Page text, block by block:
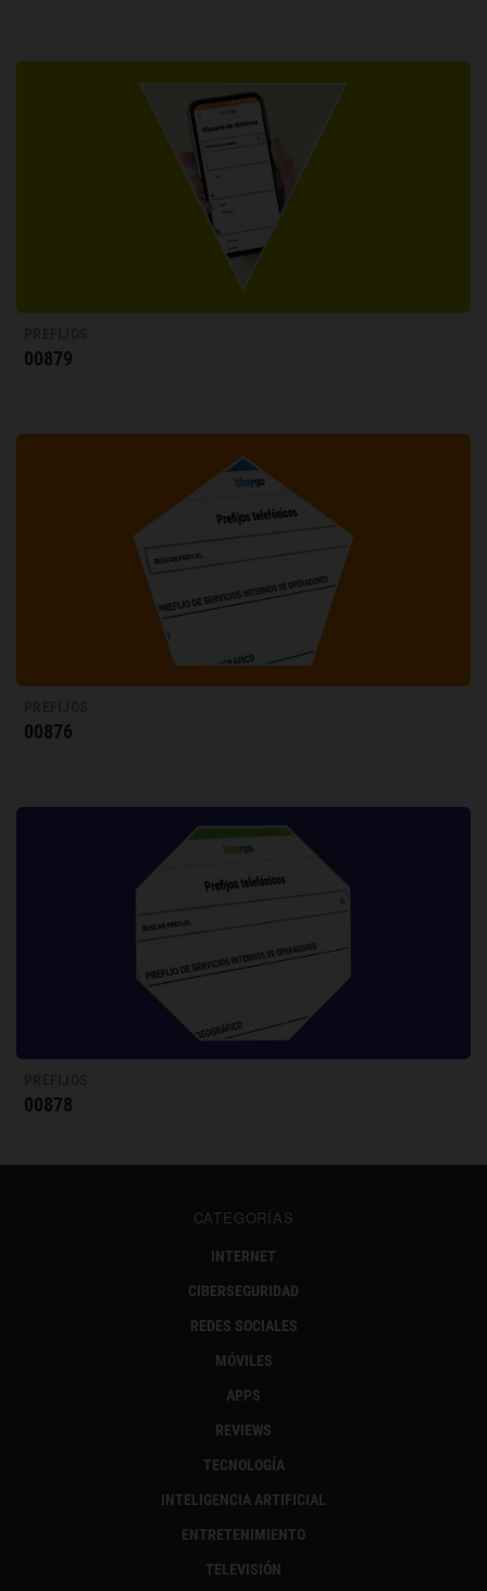
00879
00876
00878
CATEGORÍAS
INTERNET
CIBERSEGURIDAD
REDES SOCIALES
MÓVILES
APPS
REVIEWS
TECNOLOGÍA
INTELIGENCIA ARTIFICIAL
ENTRETENIMIENTO
TELEVISIÓN